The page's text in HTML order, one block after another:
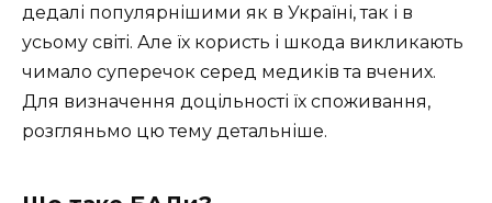
дедалі популярнішими як в Україні, так і в
усьому світі. Але їх користь і шкода викликають
чимало суперечок серед медиків та вчених.
Для визначення доцільності їх споживання,
розгляньмо цю тему детальніше.